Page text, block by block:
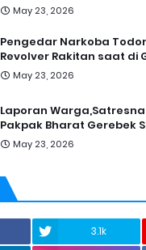
May 23, 2026
Pengedar Narkoba
Revolver Rakitan saat di
May 23, 2026
Laporan
Pakpak Bharat Gerebek
May 23, 2026
3.1k